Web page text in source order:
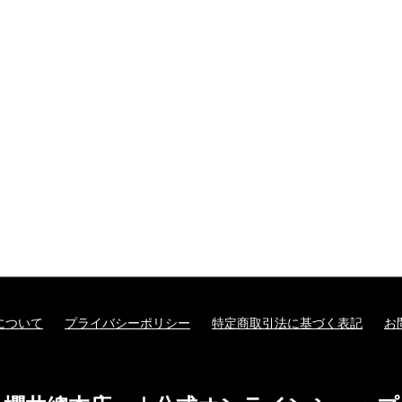
ついて プライバシーポリシー 特定商取引法に基づく表記 お